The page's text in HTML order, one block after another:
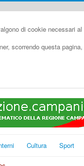
di cookie necessari
scorrendo questa
Cultura Sport